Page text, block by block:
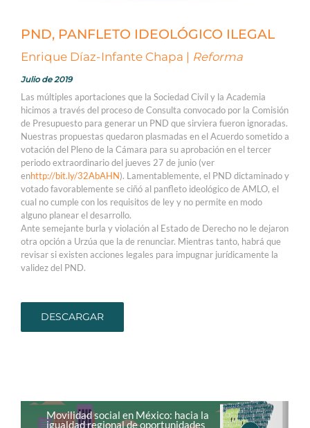
PND, PANFLETO IDEOLÓGICO ILEGAL
Enrique Díaz-Infante Chapa | Reforma
Julio de 2019
Las múltiples aportaciones que la Sociedad Civil y la Academia
hicimos a través del proceso de Consulta convocado por la Comisión
de Presupuesto para generar un PND que sirviera fueron ignoradas.
Nuestras propuestas quedaron plasmadas en el Acuerdo sometido a
votación del Pleno de la Cámara para su aprobación en el tercer
periodo extraordinario del jueves 27 de junio (ver
enhttp://bit.ly/32AbAHN). Lamentablemente, el PND dictaminado y
votado favorablemente se ciñó al panfleto ideológico de AMLO, el
cual no cumple con los requisitos de ley y no permite en modo
alguno planear el desarrollo.
Ante semejante burla y violación al Estado de Derecho no le dejaron
otra opción a Urzúa que la de renunciar. Mientras tanto, habrá que
revisar si existen acciones legales para impugnar jurídicamente la
validez del PND.
DESCARGAR
Movilidad social en México: hacia la
igualdad regional de oportunidades